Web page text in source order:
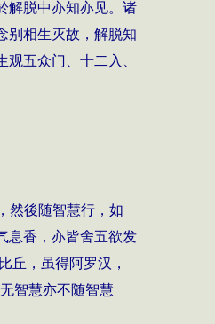
解脱中亦知亦见。诸
别相生灭故，解脱知
五众门、十二入、
然後随智慧行，如
息香，亦皆舍五欲发
丘，虽得阿罗汉，
智慧亦不随智慧